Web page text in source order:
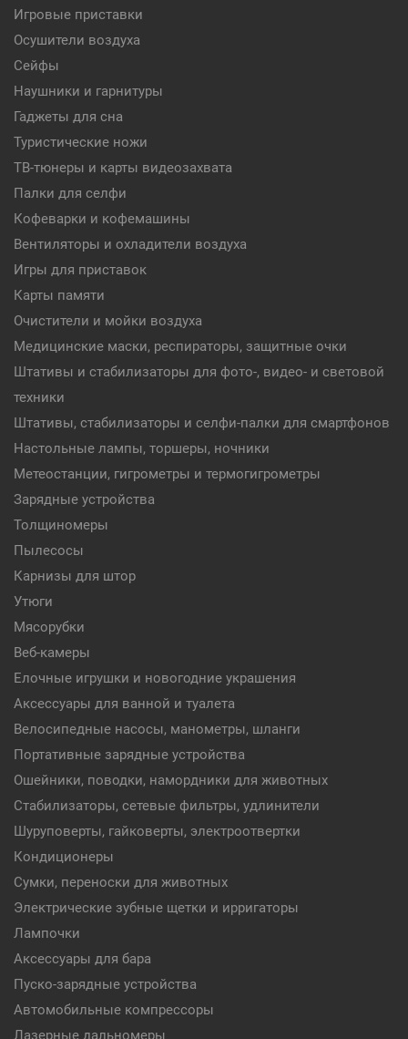
Игровые приставки
Осушители воздуха
Сейфы
Наушники и гарнитуры
Гаджеты для сна
Туристические ножи
ТВ-тюнеры и карты видеозахвата
Палки для селфи
Кофеварки и кофемашины
Вентиляторы и охладители воздуха
Игры для приставок
Карты памяти
Очистители и мойки воздуха
Медицинские маски, респираторы, защитные очки
Штативы и стабилизаторы для фото-, видео- и световой
техники
Штативы, стабилизаторы и селфи-палки для смартфонов
Настольные лампы, торшеры, ночники
Метеостанции, гигрометры и термогигрометры
Зарядные устройства
Толщиномеры
Пылесосы
Карнизы для штор
Утюги
Мясорубки
Веб-камеры
Елочные игрушки и новогодние украшения
Аксессуары для ванной и туалета
Велосипедные насосы, манометры, шланги
Портативные зарядные устройства
Ошейники, поводки, намордники для животных
Стабилизаторы, сетевые фильтры, удлинители
Шуруповерты, гайковерты, электроотвертки
Кондиционеры
Сумки, переноски для животных
Электрические зубные щетки и ирригаторы
Лампочки
Аксессуары для бара
Пуско-зарядные устройства
Автомобильные компрессоры
Лазерные дальномеры